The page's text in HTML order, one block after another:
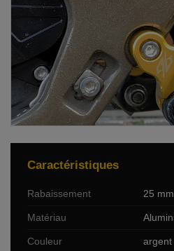
Caractéristiques
Rabaissement 25 mm
Matériau
Couleur argent